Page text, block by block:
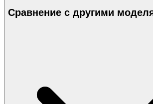
Сравнение с другими